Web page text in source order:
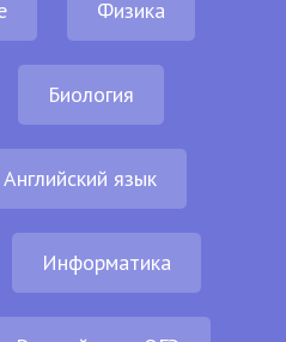
Физика
Биология
Английский язык
Информатика